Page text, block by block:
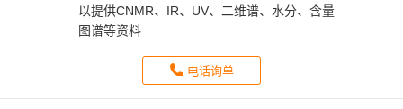
以提供CNMR、IR、UV、二维谱、水分、含量
图谱等资料
电话询单